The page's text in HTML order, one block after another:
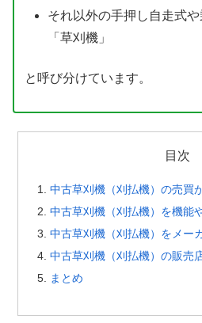
それ以外の手押し自走式
「草刈機」
と呼び分けています。
目次
中古草刈機（刈払機）の売買
中古草刈機（刈払機）を機能
中古草刈機（刈払機）をメー
中古草刈機（刈払機）の販売
まとめ